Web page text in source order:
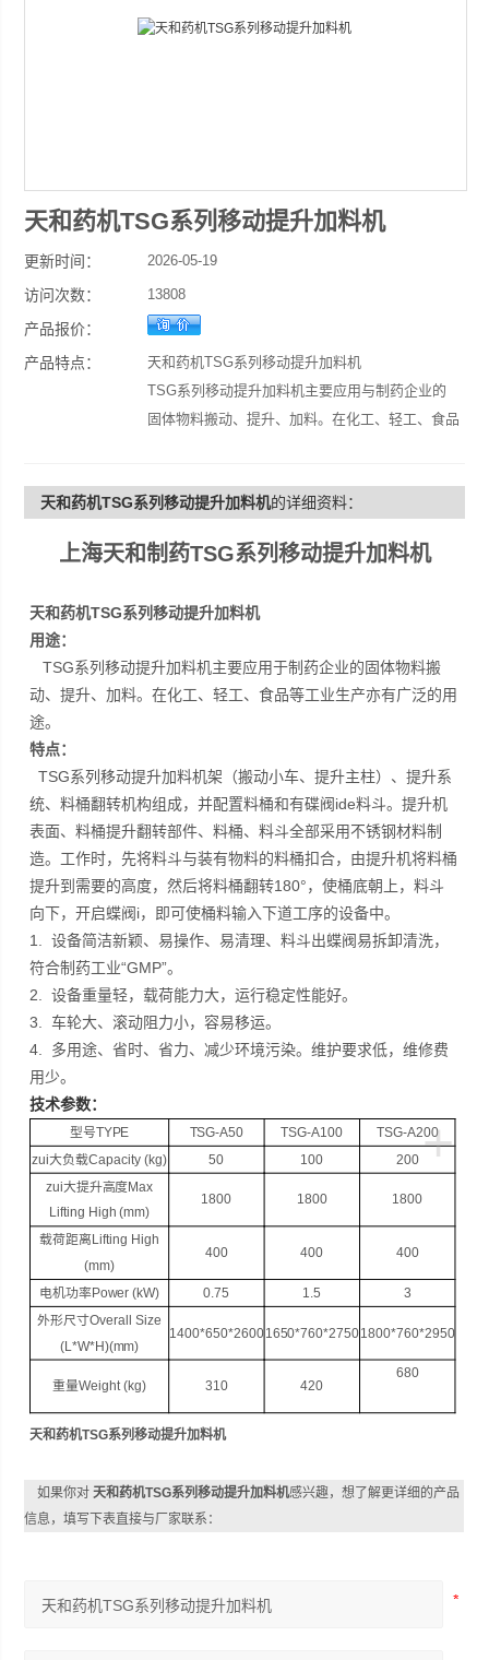
天和药机TSG系列移动提升加料机
更新时间： 2026-05-19
访问次数： 13808
产品报价：
产品特点：
天和药机TSG系列移动提升加料机
TSG系列移动提升加料机主要应用与制药企业的
固体物料搬动、提升、加料。在化工、轻工、食品
天和药机TSG系列移动提升加料机的详细资料：
上海天和制药TSG系列移动提升加料机
天和药机TSG系列移动提升加料机
用途：
TSG系列移动提升加料机主要应用于制药企业的固体物料搬
动、提升、加料。在化工、轻工、食品等工业生产亦有广泛的用
途。
特点：
TSG系列移动提升加料机架（搬动小车、提升主柱）、提升系
统、料桶翻转机构组成，并配置料桶和有碟阀ide料斗。提升机
表面、料桶提升翻转部件、料桶、料斗全部采用不锈钢材料制
造。工作时，先将料斗与装有物料的料桶扣合，由提升机将料桶
提升到需要的高度，然后将料桶翻转180°，使桶底朝上，料斗
向下，开启蝶阀i，即可使桶料输入下道工序的设备中。
1. 设备简洁新颖、易操作、易清理、料斗出蝶阀易拆卸清洗，
符合制药工业“GMP”。
2. 设备重量轻，载荷能力大，运行稳定性能好。
3. 车轮大、滚动阻力小，容易移运。
4. 多用途、省时、省力、减少环境污染。维护要求低，维修费
用少。
技术参数：
+
型号TYPE TSG-A50 TSG-A100
TSG-A200
zui大负载Capacity (kg)
50 100 200
zui大提升高度Max
Lifting High (mm)
1800 1800 1800
载荷距离Lifting High
(mm)
400 400 400
电机功率Power (kW) 0.75 1.5
3
外形尺寸Overall Size
(L*W*H)(mm)
1400*650*2600 1650*760*27501800*760*2950
重量Weight (kg) 310 420
680
天和药机TSG系列移动提升加料机
如果你对天和药机TSG系列移动提升加料机感兴趣，想了解更详细的产品
信息，填写下表直接与厂家联系：